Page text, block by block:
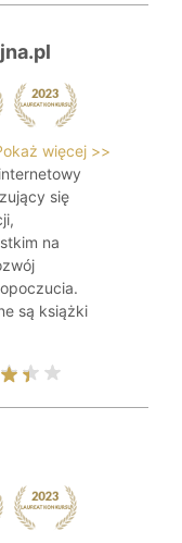
więcej >>
się
na
są książki